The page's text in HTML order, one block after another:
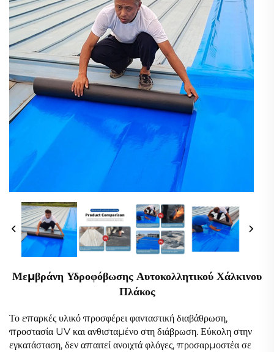
Μεμβράνη Υδροφόβωσης Αυτοκολλητικού Χάλκινου
Πλάκος
Το επαρκές υλικό προσφέρει φανταστική διαβάθρωση,
προστασία UV και ανθισταμένο στη διάβρωση. Εύκολη στην
εγκατάσταση, δεν απαιτεί ανοιχτά φλόγες, προσαρμοστέα σε